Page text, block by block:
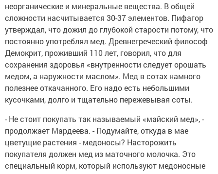
неорганические и минеральные вещества. В общей
сложности насчитывается 30-37 элементов. Пифагор
утверждал, что дожил до глубокой старости потому, что
постоянно употреблял мед. Древнегреческий философ
Демокрит, проживший 110 лет, говорил, что для
сохранения здоровья «внутренности следует орошать
медом, а наружности маслом». Мед в сотах намного
полезнее откачанного. Его надо есть небольшими
кусочками, долго и тщательно пережевывая соты.
- Не стоит покупать так называемый «майский мед», -
продолжает Мардеева. - Подумайте, откуда в мае
цветущие растения - медоносы? Насторожить
покупателя должен мед из маточного молочка. Это
специальный корм, который используют медоносные